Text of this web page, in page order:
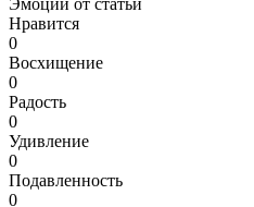
Нравится
0
Восхищение
0
Радость
0
Удивление
0
Подавленность
0